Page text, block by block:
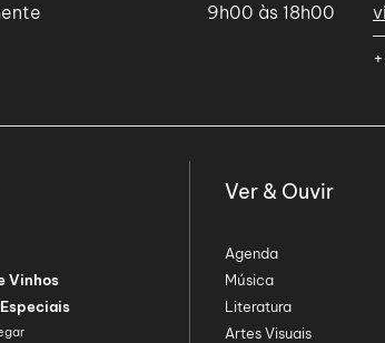
9h00 às 18h00
Vinhos
Ver & Ouvir
Agenda
Música
Literatura
Artes Visuais